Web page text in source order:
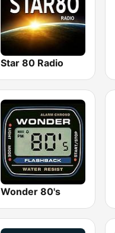
Star 80 Radio
Wonder 80's